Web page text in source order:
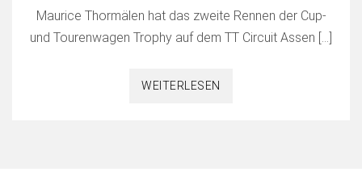
Maurice Thormälen hat das zweite Rennen der Cup-
und Tourenwagen Trophy auf dem TT Circuit Assen […]
WEITERLESEN